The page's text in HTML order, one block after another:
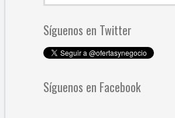
Síguenos en Twitter
Síguenos en Facebook